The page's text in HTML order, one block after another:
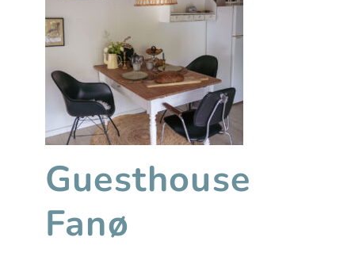
Guesthouse
Fanø